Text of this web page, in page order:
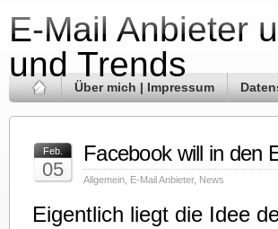
E-Mail Anbieter
und Trends
Über mich | Impressum
Feb.
05
Facebook will in den
Allgemein E-Mail Anbieter, News
Eigentlich liegt die Idee